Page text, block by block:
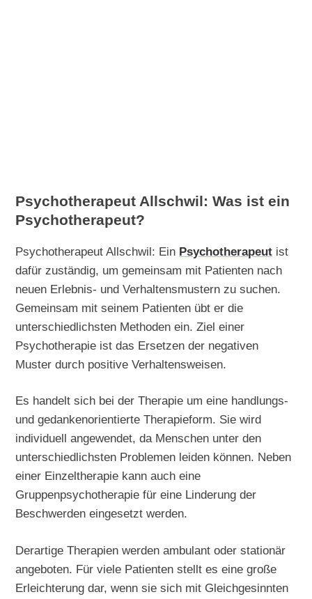
Psychotherapeut Allschwil: Was ist ein
Psychotherapeut?
Psychotherapeut Allschwil: Ein Psychotherapeut ist
dafür zuständig, um gemeinsam mit Patienten nach
neuen Erlebnis- und Verhaltensmustern zu suchen.
Gemeinsam mit seinem Patienten übt er die
unterschiedlichsten Methoden ein. Ziel einer
Psychotherapie ist das Ersetzen der negativen
Muster durch positive Verhaltensweisen.
Es handelt sich bei der Therapie um eine handlungs-
und gedankenorientierte Therapieform. Sie wird
individuell angewendet, da Menschen unter den
unterschiedlichsten Problemen leiden können. Neben
einer Einzeltherapie kann auch eine
Gruppenpsychotherapie für eine Linderung der
Beschwerden eingesetzt werden.
Derartige Therapien werden ambulant oder stationär
angeboten. Für viele Patienten stellt es eine große
Erleichterung dar, wenn sie sich mit Gleichgesinnten